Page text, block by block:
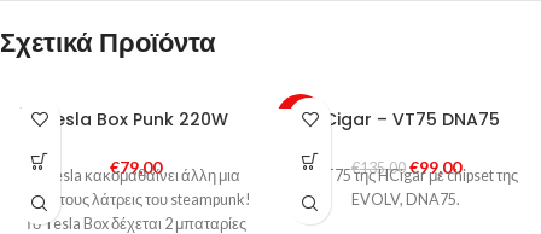
Σχετικά Προϊόντα
SOLD
OUTTesla Box Punk 220W
€79,00
Η Tesla κακομαθαίνει άλλη μια
φορά τους λάτρεις του steampunk!
Το Tesla Box δέχεται 2 μπαταρίες
-27%
SOLD
OUT
HCigar – VT75 DNA75
€135,00 €99,00
Το VT75 της HCigar με chipset της
EVOLV, DNA75.